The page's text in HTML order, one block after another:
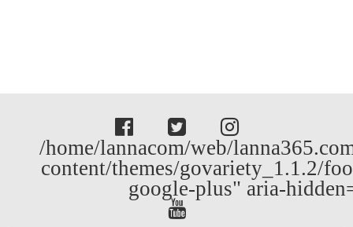
/home/lannacom/web/
content/themes/govariety_1.1.2/
google-plus" aria-